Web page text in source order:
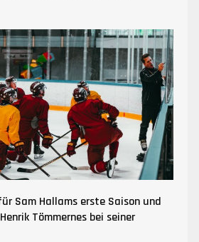
Sam Hallams erste Saison und
Tömmernes bei seiner